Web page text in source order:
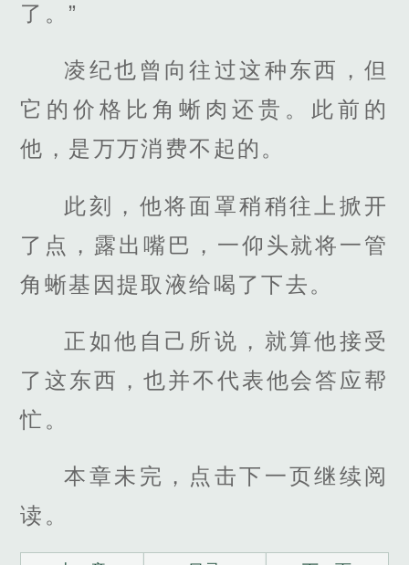
了。”
凌纪也曾向往过这种东西，但
它的价格比角蜥肉还贵。此前的
他，是万万消费不起的。
此刻，他将面罩稍稍往上掀开
了点，露出嘴巴，一仰头就将一管
角蜥基因提取液给喝了下去。
正如他自己所说，就算他接受
了这东西，也并不代表他会答应帮
忙。
本章未完，点击下一页继续阅
读。